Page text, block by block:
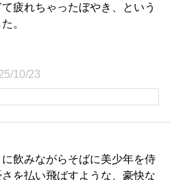
疲れちゃったぼやき、という
。
10/23
飲みながらそばに美少年を侍
を払い飛ばすような、豪快な